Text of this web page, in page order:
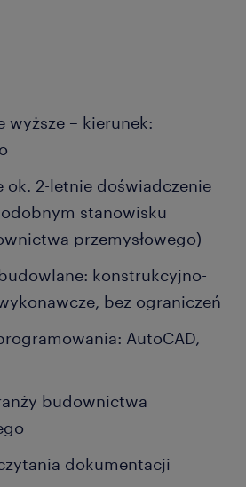
wyższe – kierunek:
ok. 2-letnie doświadczenie
stanowisku
przemysłowego)
konstrukcyjno-
bez ograniczeń
AutoCAD,
budownictwa
dokumentacji